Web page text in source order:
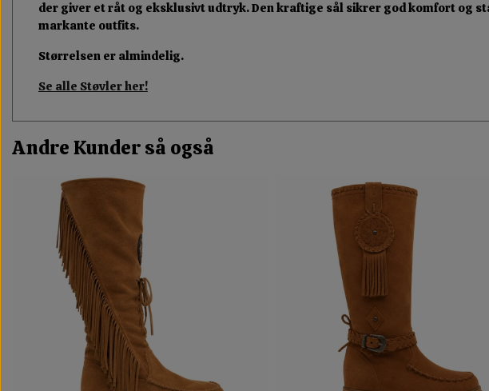
der giver et råt og eksklusivt udtryk. Den kraftige sål sikrer god komfort og
markante outfits.
Størrelsen er almindelig.
Se alle Støvler her!
Andre Kunder så også